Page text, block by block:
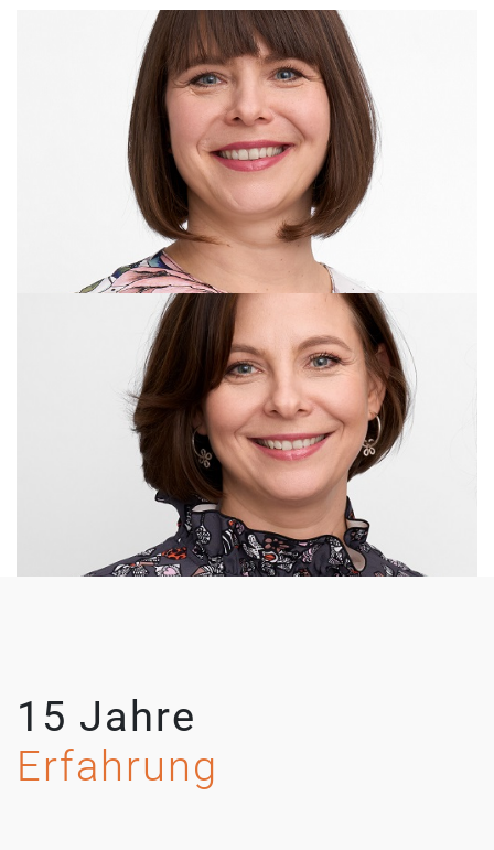
Lena Frank
Nina Stowasser
15 Jahre
Erfahrung